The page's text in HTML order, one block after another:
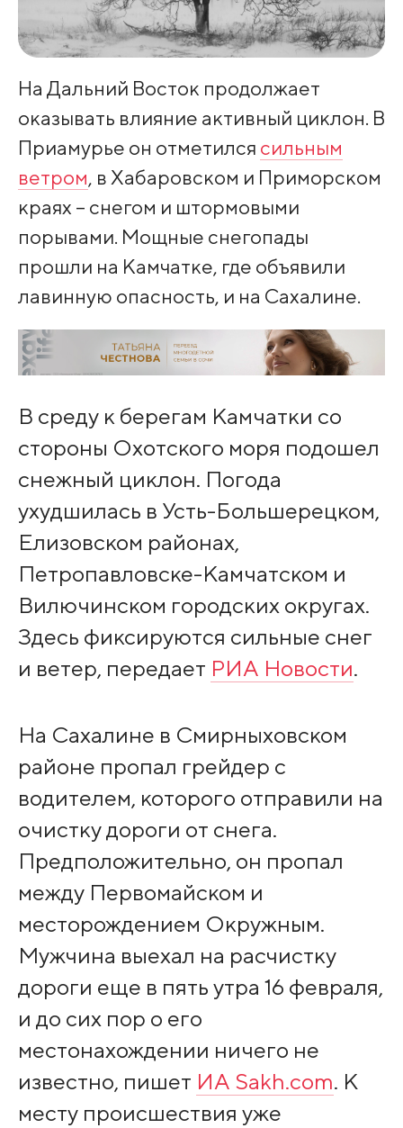
На Дальний Восток продолжает
оказывать влияние активный циклон. В
Приамурье он отметился сильным
ветром, в Хабаровском и Приморском
краях – снегом и штормовыми
порывами. Мощные снегопады
прошли на Камчатке, где объявили
лавинную опасность, и на Сахалине.
В среду к берегам Камчатки со
стороны Охотского моря подошел
снежный циклон. Погода
ухудшилась в Усть-Большерецком,
Елизовском районах,
Петропавловске-Камчатском и
Вилючинском городских округах.
Здесь фиксируются сильные снег
и ветер, передает РИА Новости.
На Сахалине в Смирныховском
районе пропал грейдер с
водителем, которого отправили на
очистку дороги от снега.
Предположительно, он пропал
между Первомайском и
месторождением Окружным.
Мужчина выехал на расчистку
дороги еще в пять утра 16 февраля,
и до сих пор о его
местонахождении ничего не
известно, пишет ИА Sakh.com. К
месту происшествия уже